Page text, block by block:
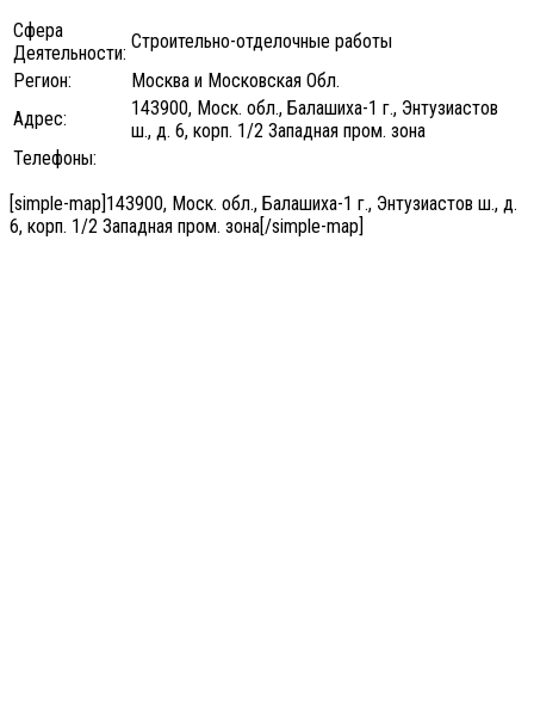
Сфера
Деятельности:
Строительно-отделочные работы
Регион:
Москва и Московская Обл.
Адрес:
143900, Моск. обл., Балашиха-1 г., Энтузиастов
ш., д. 6, корп. 1/2 Западная пром. зона
Телефоны:
[simple-map]143900, Моск. обл., Балашиха-1 г., Энтузиастов ш., д.
6, корп. 1/2 Западная пром. зона[/simple-map]